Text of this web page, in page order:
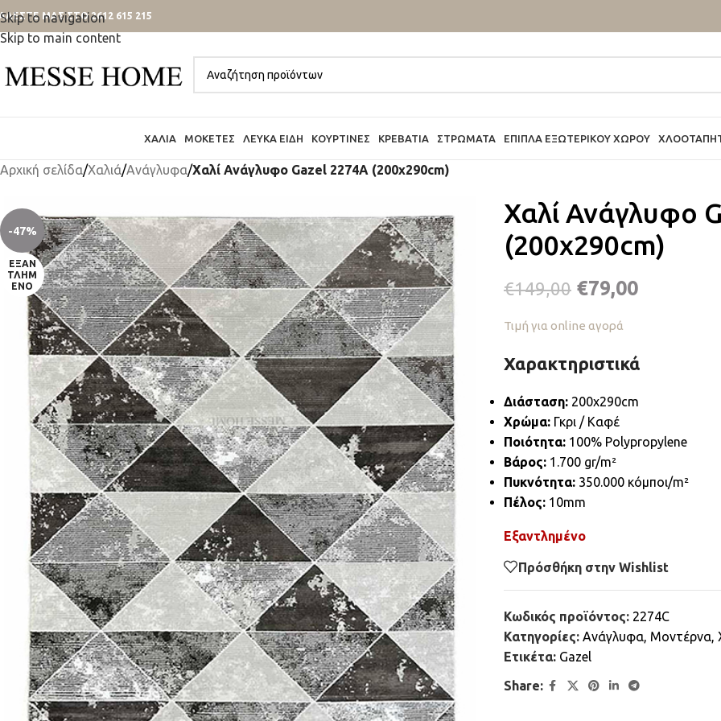
Skip to navigation
Skip to main content
ΜΑΣ ΣΤΟ 2612 615 215
ΧΑΛΙΆ ΜΟΚΈΤΕΣ ΛΕΥΚΆ ΕΊΔΗ ΚΟΥΡΤΊΝΕΣ ΚΡΕΒΆΤΙΑ ΣΤΡΏΜΑΤΑ ΈΠΙΠΛΑ ΕΞΩΤΕΡΙΚΟΎ ΧΏΡΟΥ
Αρχική σελίδα/Χαλιά/Ανάγλυφα/Χαλί Ανάγλυφο Gazel 2274A (200x290cm)
-47%
ΕΞΑΝ
ΤΛΗΜ
ΈΝΟ
Χαλί Ανάγλυφο
(200x290cm)
€149,00 €79,00
Τιμή για online αγορά
Χαρακτηριστικά
Διάσταση:200x290cm
Χρώμα:Γκρι / Καφέ
Ποιότητα:100% Polypropylene
Βάρος:1.700 gr/m²
Πυκνότητα:350.000 κόμποι/m²
Πέλος:10mm
Εξαντλημένο
Πρόσθήκη στην Wishlist
Κωδικός προϊόντος: 2274C
Κατηγορίες: Ανάγλυφα, Μοντέρνα,
Ετικέτα: Gazel
Share: